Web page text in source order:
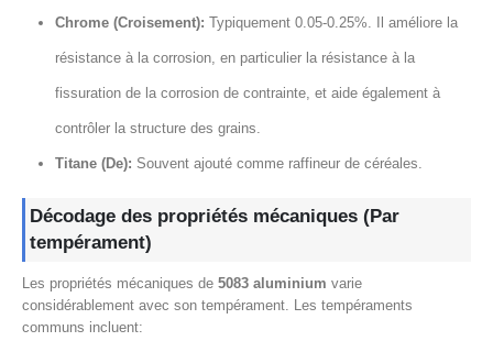
Chrome (Croisement): Typiquement 0.05-0.25%. Il améliore la
résistance à la corrosion, en particulier la résistance à la
fissuration de la corrosion de contrainte, et aide également à
contrôler la structure des grains.
Titane (De): Souvent ajouté comme raffineur de céréales.
Décodage des propriétés mécaniques (Par
tempérament)
Les propriétés mécaniques de 5083 aluminium varie
considérablement avec son tempérament. Les tempéraments
communs incluent: